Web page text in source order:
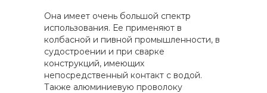
Она имеет очень большой спектр
использования. Ее применяют в
колбасной и пивной промышленности, в
судостроении и при сварке
конструкций, имеющих
непосредственный контакт с водой.
Также алюминиевую проволоку